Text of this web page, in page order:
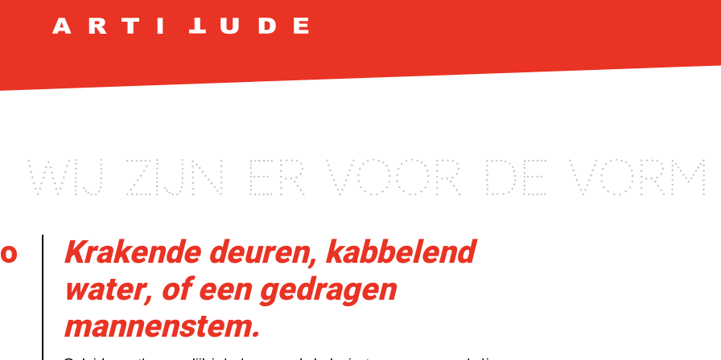
Wij zijn er voor de vorm
Krakende deuren, kabbelend
water, of een gedragen
mannenstem.